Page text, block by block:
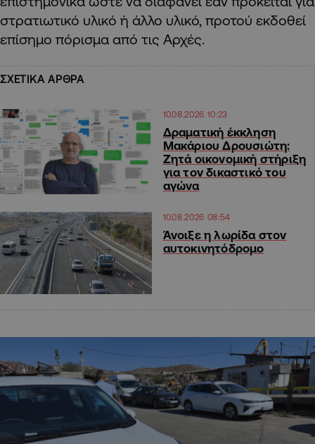
στρατιωτικό υλικό ή άλλο υλικό, προτού εκδοθεί
επίσημο πόρισμα από τις Αρχές.
ΣΧΕΤΙΚΑ ΑΡΘΡΑ
10.08.2026 10:23
Δραματική έκκληση
Μακάριου Δρουσιώτη:
Ζητά οικονομική στήριξη
για τον δικαστικό του
αγώνα
10.08.2026 08:54
Άνοιξε η λωρίδα στον
αυτοκινητόδρομο